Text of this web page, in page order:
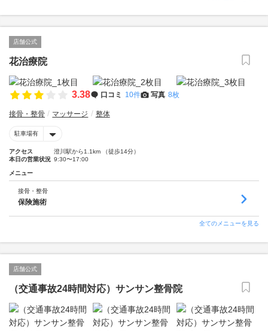
店舗公式
花治療院
3.38 口コミ 10件 写真 8枚
接骨・整骨 マッサージ 整体
駐車場有
アクセス
澄川駅から1.1km （徒歩14分）
本日の営業状況 9:30〜17:00
メニュー
接骨・整骨
保険施術
全てのメニューを見る
店舗公式
（交通事故24時間対応）サンサン整骨院